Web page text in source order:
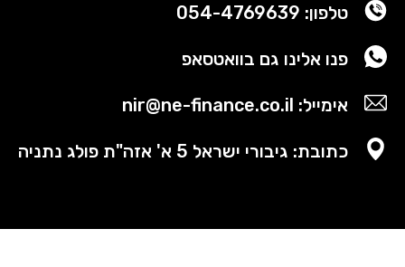
טלפון: 054-4769639
פנו אלינו גם בוואטסאפ
אימייל: nir@ne-finance.co.il
כתובת: גיבורי ישראל 5 א' אזה"ת פולג נתניה